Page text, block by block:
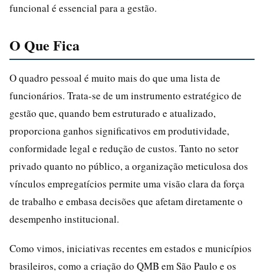
funcional é essencial para a gestão.
O Que Fica
O quadro pessoal é muito mais do que uma lista de
funcionários. Trata-se de um instrumento estratégico de
gestão que, quando bem estruturado e atualizado,
proporciona ganhos significativos em produtividade,
conformidade legal e redução de custos. Tanto no setor
privado quanto no público, a organização meticulosa dos
vínculos empregatícios permite uma visão clara da força
de trabalho e embasa decisões que afetam diretamente o
desempenho institucional.
Como vimos, iniciativas recentes em estados e municípios
brasileiros, como a criação do QMB em São Paulo e os